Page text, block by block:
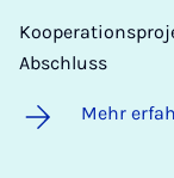
Abschluss
Mehr